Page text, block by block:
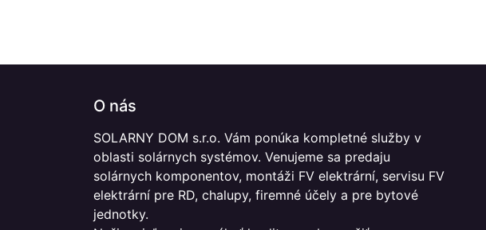
O nás
SOLARNY DOM s.r.o. Vám ponúka kompletné služby v
oblasti solárnych systémov. Venujeme sa predaju
solárnych komponentov, montáži FV elektrární, servisu FV
elektrární pre RD, chalupy, firemné účely a pre bytové
jednotky.